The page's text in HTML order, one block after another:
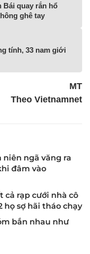
Bái quay rắn hổ
ghê tay
tính, 33 nam giới
MT
Theo Vietnamnet
ngã văng ra
đâm vào
cả rạp cưới nhà cô
họ sợ hãi tháo chạy
bắn nhau như